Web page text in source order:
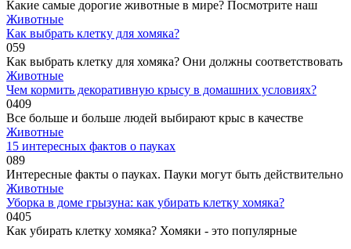
Какие самые дорогие животные в мире? Посмотрите наш
Животные
Как выбрать клетку для хомяка?
059
Как выбрать клетку для хомяка? Они должны соответствовать
Животные
Чем кормить декоративную крысу в домашних условиях?
0409
Все больше и больше людей выбирают крыс в качестве
Животные
15 интересных фактов о пауках
089
Интересные факты о пауках. Пауки могут быть действительно
Животные
Уборка в доме грызуна: как убирать клетку хомяка?
0405
Как убирать клетку хомяка? Хомяки - это популярные